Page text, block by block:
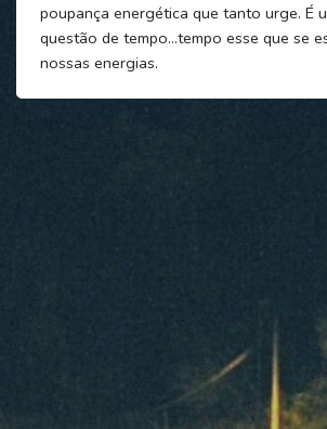
poupança energética que tanto urge. É
questão de tempo…tempo esse que se
nossas energias.